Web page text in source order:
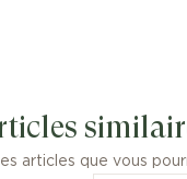
articles que vous